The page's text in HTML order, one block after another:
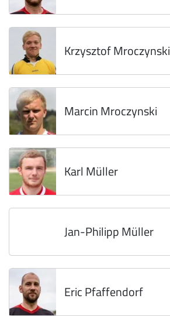
Krzysztof Mroczynski
Marcin Mroczynski
Karl Müller
Jan-Philipp Müller
Eric Pfaffendorf